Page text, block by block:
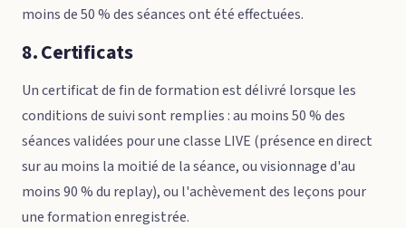
moins de 50 % des séances ont été effectuées.
8. Certificats
Un certificat de fin de formation est délivré lorsque les
conditions de suivi sont remplies : au moins 50 % des
séances validées pour une classe LIVE (présence en direct
sur au moins la moitié de la séance, ou visionnage d'au
moins 90 % du replay), ou l'achèvement des leçons pour
une formation enregistrée.